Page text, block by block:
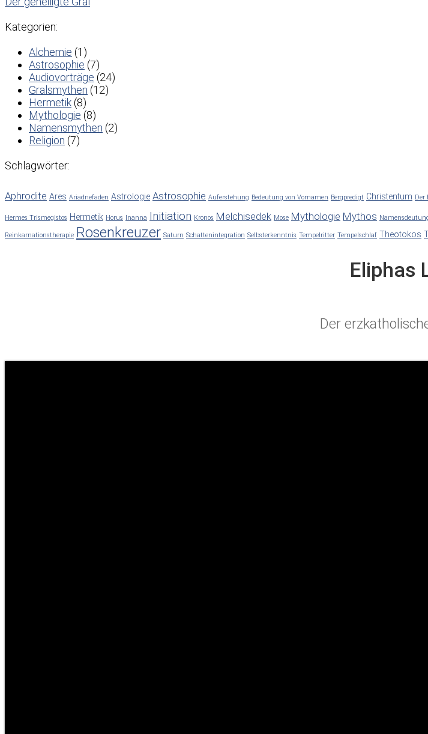
Kategorien:
Alchemie (1)
Astrosophie (7)
Audiovorträge (24)
Gralsmythen (12)
Hermetik (8)
Mythologie (8)
Namensmythen (2)
Religion (7)
Schlagwörter:
Aphrodite Ares Ariadnefaden Astrologie Astrosophie Auferstehung Bedeutung von Vornamen Bergpredigt Christentum Der
Hermes Trismegistos Hermetik Horus Inanna Initiation Kronos Melchisedek Mose Mythologie Mythos
Reinkarnationstherapie Rosenkreuzer Saturn Schattenintegration Selbsterkenntnis Tempelritter Tempelschlaf Theotokos
Eliphas
Der